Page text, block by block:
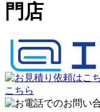
門店
こちら